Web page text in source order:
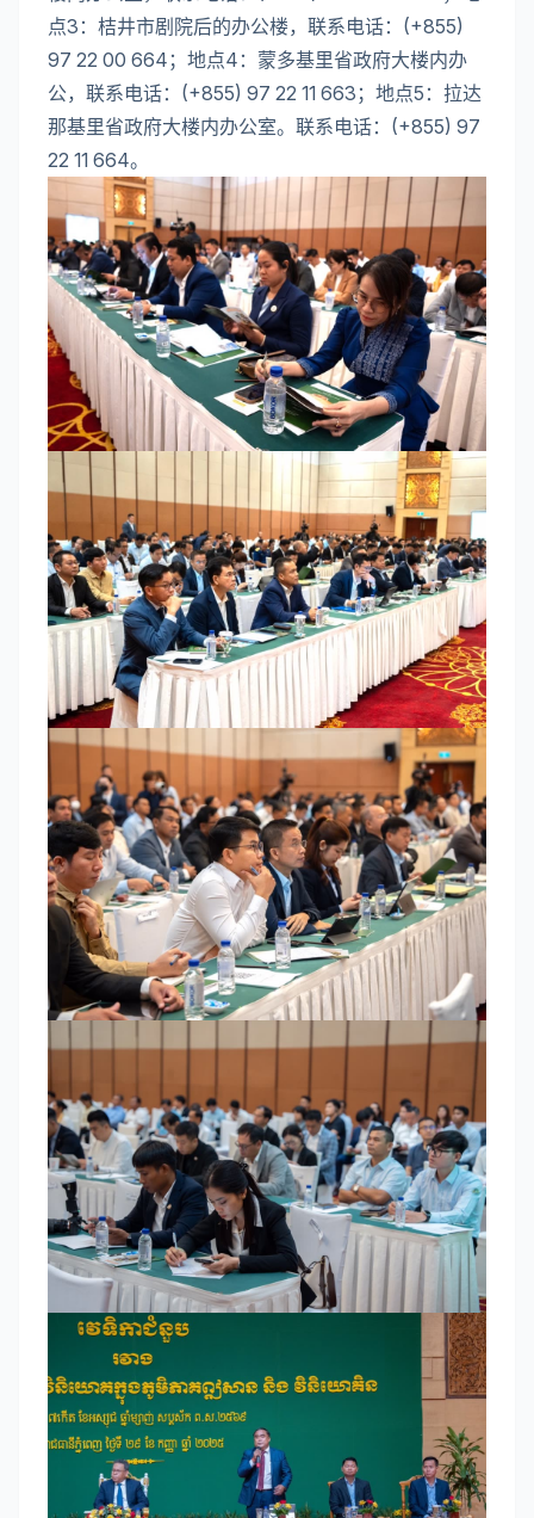
点3：桔井市剧院后的办公楼，联系电话：(+855)
97 22 00 664；地点4：蒙多基里省政府大楼内办
公，联系电话：(+855) 97 22 11 663；地点5：拉达
那基里省政府大楼内办公室。联系电话：(+855) 97
22 11 664。